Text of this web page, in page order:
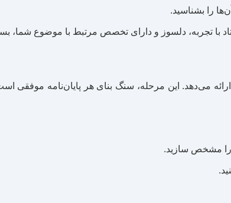
را بشناسید.
با تجربه، دلسوز و دارای تخصص مرتبط با موضوع شما،
می‌دهد. این مرحله، سنگ بنای هر پایان‌نامه موفقی
را مشخص سازید.